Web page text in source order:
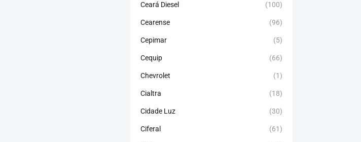
Ceará Diesel (100)
Cearense (96)
Cepimar (5)
Cequip (66)
Chevrolet (1)
Cialtra (18)
Cidade Luz (30)
Ciferal (61)